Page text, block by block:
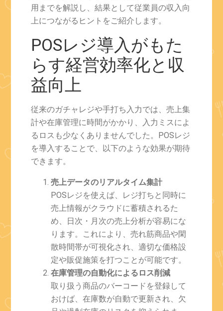
用までを解説し、結果として従業員の収入向
上につながるヒントをご紹介します。
POSレジ導入がもた
らす経営効率化と収
益向上
従来のガチャレジや手打ち入力では、売上集
計や在庫管理に時間がかかり、入力ミスによ
るロスも少なくありませんでした。POSレジ
を導入することで、以下のような効果が期待
できます。
売上データのリアルタイム集計
POSレジを使えば、レジ打ちと同時に
売上情報がクラウドに蓄積されるた
め、日次・月次の売上分析が容易にな
ります。これにより、売れ筋商品や閑
散時間帯が可視化され、適切な価格設
定や販促施策を打つことが可能です。
在庫管理の自動化によるロス削減
取り扱う商品のバーコードを登録して
おけば、在庫数が自動で更新され、欠